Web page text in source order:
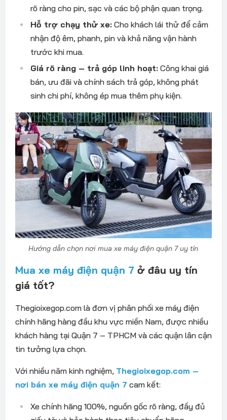
rõ ràng cho pin, sạc và các bộ phận quan trọng.
Hỗ trợ chạy thử xe:Cho khách lái thử để cảm
nhận độ êm, phanh, pin và khả năng vận hành
trước khi mua.
Giá rõ ràng – trả góp linh hoạt:Công khai giá
bán, ưu đãi và chính sách trả góp, không phát
sinh chi phí, không ép mua thêm phụ kiện.
Hướng dẫn chọn nơi mua xe máy điện quận 7 uy tín
Mua xe máy điện quận 7 ở đâu uy tín
giá tốt?
Thegioixegop.com là đơn vị phân phối xe máy điện
chính hãng hàng đầu khu vực miền Nam, được nhiều
khách hàng tại Quận 7 – TPHCM và các quận lân cận
tin tưởng lựa chọn.
Với nhiều năm kinh nghiệm, Thegioixegop.com –
nơi bán xe máy điện quận 7 cam kết:
Xe chính hãng 100%, nguồn gốc rõ ràng, đầy đủ